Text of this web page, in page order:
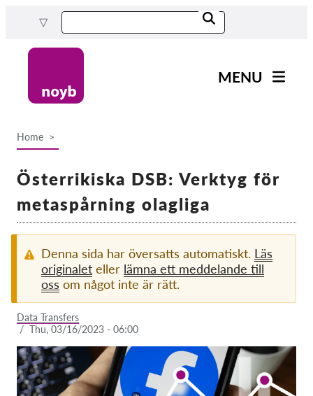
content
MENU
Projects
Exercise your rights!
Donations
Sponsorship
Home
Österrikiska DSB: Verktyg för
metaspårning olagliga
Denna sida har översatts automatiskt. Läs
originalet eller lämna ett meddelande till
oss om något inte är rätt.
Data Transfers
/ Thu, 03/16/2023 - 06:00